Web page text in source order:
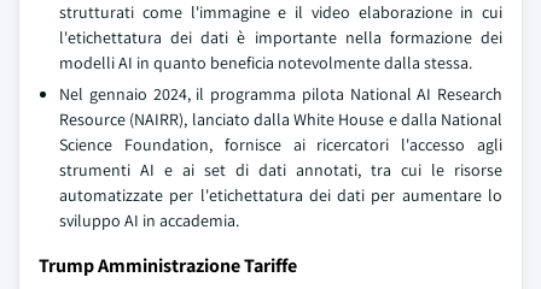
strutturati come l'immagine e il video elaborazione in cui
l'etichettatura dei dati è importante nella formazione dei
modelli AI in quanto beneficia notevolmente dalla stessa.
Nel gennaio 2024, il programma pilota National AI Research
Resource (NAIRR), lanciato dalla White House e dalla National
Science Foundation, fornisce ai ricercatori l'accesso agli
strumenti AI e ai set di dati annotati, tra cui le risorse
automatizzate per l'etichettatura dei dati per aumentare lo
sviluppo AI in accademia.
Trump Amministrazione Tariffe